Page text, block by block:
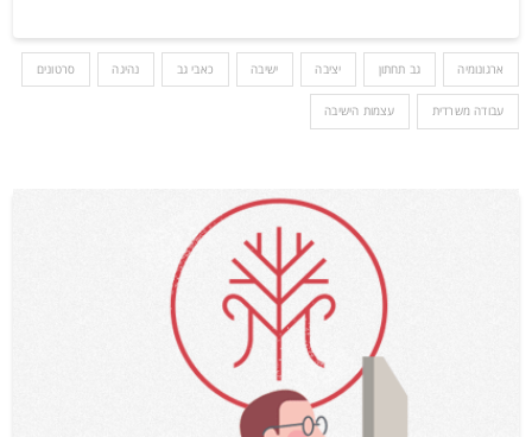
ארגונומיה גב תחתון יציבה ישיבה כאבי גב נהיגה סרטונים
עבודה משרדית עצמות הישיבה